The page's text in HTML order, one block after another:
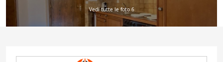
Vedi tutte le foto 6